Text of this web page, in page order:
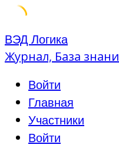
Skip
to
ВЭД Логика
Журнал, База
Войти
Главная
Участники
Войти